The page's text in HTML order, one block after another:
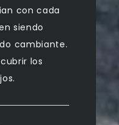
con cada
siendo
cambiante.
los